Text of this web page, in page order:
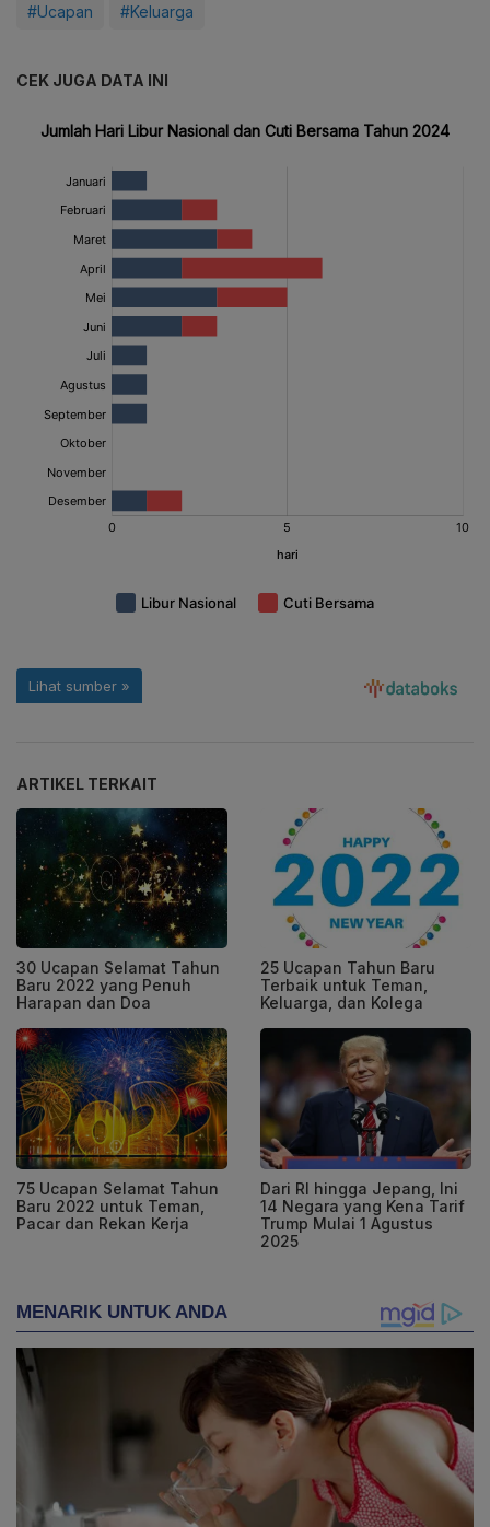
#Ucapan #Keluarga
CEK JUGA DATA INI
ARTIKEL TERKAIT
30 Ucapan Selamat Tahun
Baru 2022 yang Penuh
Harapan dan Doa
25 Ucapan Tahun Baru
Terbaik untuk Teman,
Keluarga, dan Kolega
75 Ucapan Selamat Tahun
Baru 2022 untuk Teman,
Pacar dan Rekan Kerja
Dari RI hingga Jepang, Ini
14 Negara yang Kena Tarif
Trump Mulai 1 Agustus
2025